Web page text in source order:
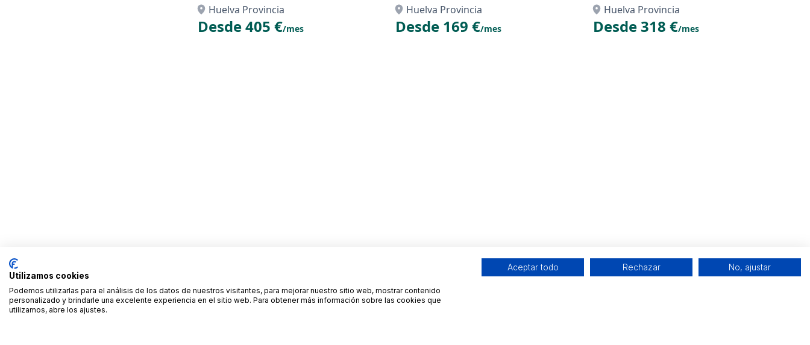
Huelva Provincia
Desde 405 €/mes
Huelva Provincia
Desde 169 €/mes
Huelva Provincia
Desde 318 €/mes
Utilizamos cookies
Podemos utilizarlas para el análisis de los datos de nuestros visitantes, para mejorar nuestro sitio web, mostrar contenido
personalizado y brindarle una excelente experiencia en el sitio web. Para obtener más información sobre las cookies que
utilizamos, abre los ajustes.
Aceptar todo Rechazar No, ajustar